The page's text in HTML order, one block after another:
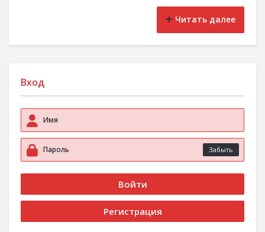
Читать далее
Вход
Забыть